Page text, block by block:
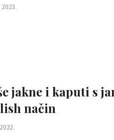
jakne i kaputi s
način